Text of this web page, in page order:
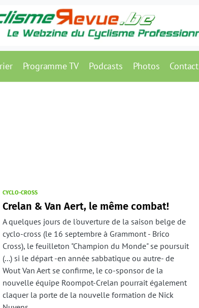
Programme TV Podcasts Photos Contact
CYCLO-CROSS
Crelan & Van Aert, le même combat!
A quelques jours de l'ouverture de la saison belge de
cyclo-cross (le 16 septembre à Grammont - Brico
Cross), le feuilleton "Champion du Monde" se poursuit
(...) si le départ -en année sabbatique ou autre- de
Wout Van Aert se confirme, le co-sponsor de la
nouvelle équipe Roompot-Crelan pourrait également
claquer la porte de la nouvelle formation de Nick